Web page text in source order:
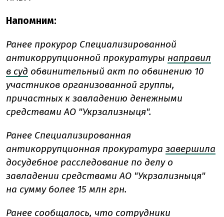
Напомним:
Ранее прокурор Специализированной
антикоррупционной прокуратуры направил
в суд обвинительный акт по обвинению 10
участников организованной группы,
причастных к завладению денежными
средствами АО "Укрзализныця".
Ранее Специализированная
антикоррупционная прокуратура завершила
досудебное расследование по делу о
завладении средствами АО "Укрзализныця"
на сумму более 15 млн грн.
Ранее сообщалось, что сотрудники